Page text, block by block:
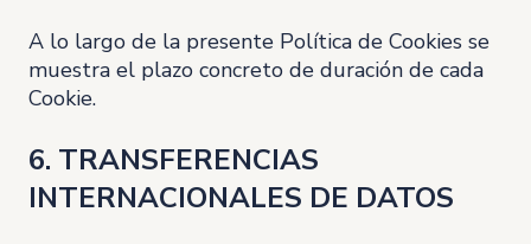
A lo largo de la presente Política de Cookies se
muestra el plazo concreto de duración de cada
Cookie.
6. TRANSFERENCIAS
INTERNACIONALES DE DATOS